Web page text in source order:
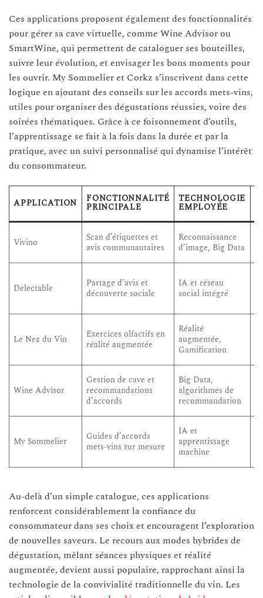
Ces applications proposent également des fonctionnalités
pour gérer sa cave virtuelle, comme Wine Advisor ou
SmartWine, qui permettent de cataloguer ses bouteilles,
suivre leur évolution, et envisager les bons moments pour
les ouvrir. My Sommelier et Corkz s’inscrivent dans cette
logique en ajoutant des conseils sur les accords mets-vins,
utiles pour organiser des dégustations réussies, voire des
soirées thématiques. Grâce à ce foisonnement d’outils,
l’apprentissage se fait à la fois dans la durée et par la
pratique, avec un suivi personnalisé qui dynamise l’intérêt
du consommateur.
APPLICATION FONCTIONNALITÉ
PRINCIPALE
TECHNOLOGIE
EMPLOYÉE
Vivino
Scan d’étiquettes et
avis communautaires
Reconnaissance
d’image, Big Data
Delectable
Partage d’avis et
découverte sociale
IA et réseau
social intégré
Le Nez du Vin
Exercices olfactifs en
réalité augmentée
Réalité
augmentée,
Gamification
Wine Advisor
Gestion de cave et
recommandations
d’accords
Big Data,
algorithmes de
recommandation
My Sommelier
Guides d’accords
mets-vins sur mesure
IA et
apprentissage
machine
Au-delà d’un simple catalogue, ces applications
renforcent considérablement la confiance du
consommateur dans ses choix et encouragent l’exploration
de nouvelles saveurs. Le recours aux modes hybrides de
dégustation, mêlant séances physiques et réalité
augmentée, devient aussi populaire, rapprochant ainsi la
technologie de la convivialité traditionnelle du vin. Les